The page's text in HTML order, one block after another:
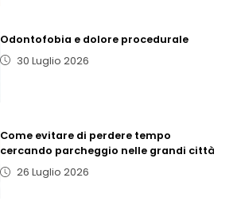
Odontofobia e dolore procedurale
30 Luglio 2026
Come evitare di perdere tempo
cercando parcheggio nelle grandi città
26 Luglio 2026